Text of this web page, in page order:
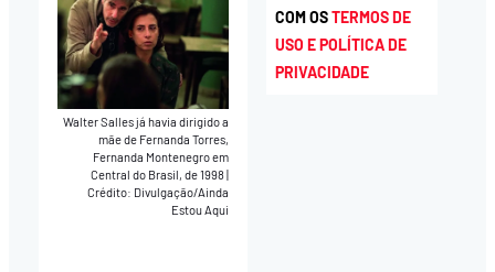
Walter Salles já havia dirigido a
mãe de Fernanda Torres,
Fernanda Montenegro em
Central do Brasil, de 1998|
Crédito: Divulgação/Ainda
Estou Aqui
COM OSTERMOS DE
USO E POLÍTICA DE
PRIVACIDADE